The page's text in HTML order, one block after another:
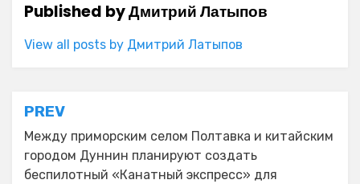
Published byДмитрий Латыпов
View all posts by Дмитрий Латыпов
Навигация
по
записям
PREV
Между приморским селом Полтавка и китайским
городом Дуннин планируют создать
беспилотный «Канатный экспресс» для